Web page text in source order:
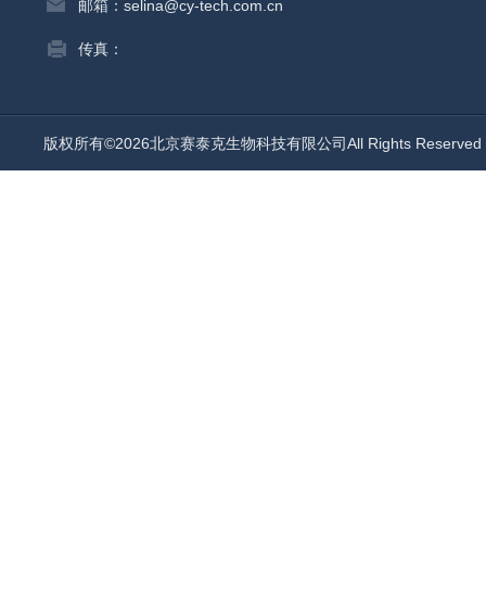
邮箱：selina@cy-tech.com.cn
传真：
版权所有©2026北京赛泰克生物科技有限公司All Rights